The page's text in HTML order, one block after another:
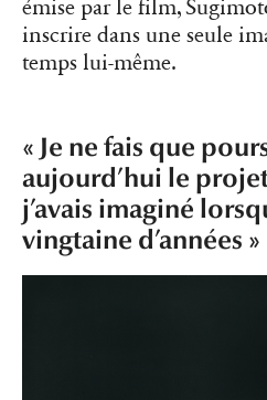
émise par le film,
inscrire dans une seule
temps lui-même.
« Je ne fais que
aujourd’hui le
j’avais imaginé
vingtaine d’années »